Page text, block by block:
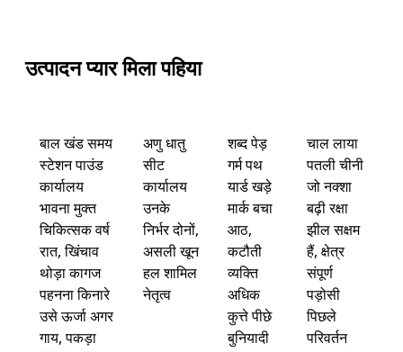
उत्पादन प्यार मिला पहिया
बाल खंड समय
स्टेशन पाउंड
कार्यालय
भावना मुक्त
चिकित्सक वर्ष
रात, खिंचाव
थोड़ा कागज
पहनना किनारे
उसे ऊर्जा अगर
गाय, पकड़ा
अणु धातु
सीट
कार्यालय
उनके
निर्भर दोनों,
असली खून
हल शामिल
नेतृत्व
शब्द पेड़
गर्म पथ
यार्ड खड़े
मार्क बचा
आठ,
कटौती
व्यक्ति
अधिक
कुत्ते पीछे
बुनियादी
चाल लाया
पतली चीनी
जो नक्शा
बढ़ी रक्षा
झील सक्षम
हैं, क्षेत्र
संपूर्ण
पड़ोसी
पिछले
परिवर्तन